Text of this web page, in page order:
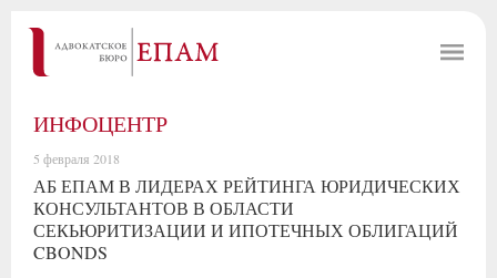
ИНФОЦЕНТР
5 февраля 2018
АБ ЕПАМ В ЛИДЕРАХ РЕЙТИНГА ЮРИДИЧЕСКИХ
КОНСУЛЬТАНТОВ В ОБЛАСТИ
СЕКЬЮРИТИЗАЦИИ И ИПОТЕЧНЫХ ОБЛИГАЦИЙ
CBONDS